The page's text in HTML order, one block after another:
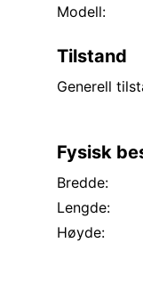
Modell:
Tilstand
Generell
Fysisk
Bredde:
Lengde:
Høyde: